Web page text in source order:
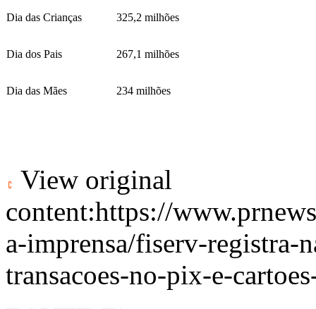
Dia das Crianças 325,2 milhões
Dia dos Pais 267,1 milhões
Dia das Mães 234 milhões
View original
content:https://
a-imprensa/fiserv-registra-
transacoes-no-pix-e-